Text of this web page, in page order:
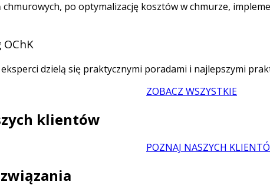
po optymalizację kosztów w chmurze,
dzielą się praktycznymi poradami i najlepszymi
ZOBACZ WSZYSTKIE
klientów
POZNAJ NASZYCH